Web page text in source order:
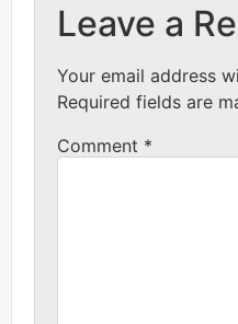
Leave a
Your email address
Required fields are
Comment *